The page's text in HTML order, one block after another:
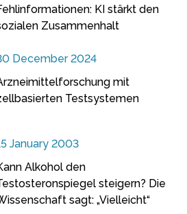
KI stärkt den
Zusammenhalt
December 2024
mit
Testsystemen
January 2003
Alkohol den
steigern? Die
sagt: „Vielleicht“